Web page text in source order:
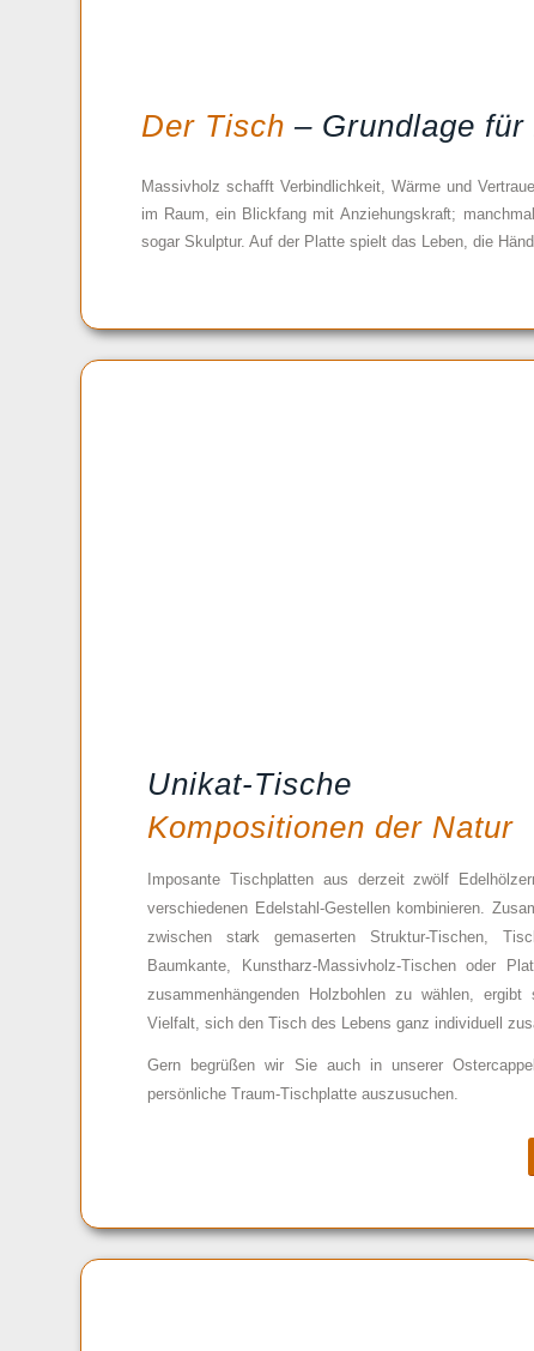
Der Tisch – Grundlage
Massivholz schafft Verbindlichkeit, Wärme und
im Raum, ein Blickfang mit Anziehungskraft;
sogar Skulptur. Auf der Platte spielt das Leben, die
Unikat-Tische
Kompositionen der Natur
Imposante Tischplatten aus derzeit zwölf
verschiedenen Edelstahl-Gestellen kombinieren.
zwischen stark gemaserten Struktur-Tischen,
Baumkante, Kunstharz-Massivholz-Tischen oder
zusammenhängenden Holzbohlen zu wählen,
Vielfalt, sich den Tisch des Lebens ganz individuell
Gern begrüßen wir Sie auch in unserer
persönliche Traum-Tischplatte auszusuchen.